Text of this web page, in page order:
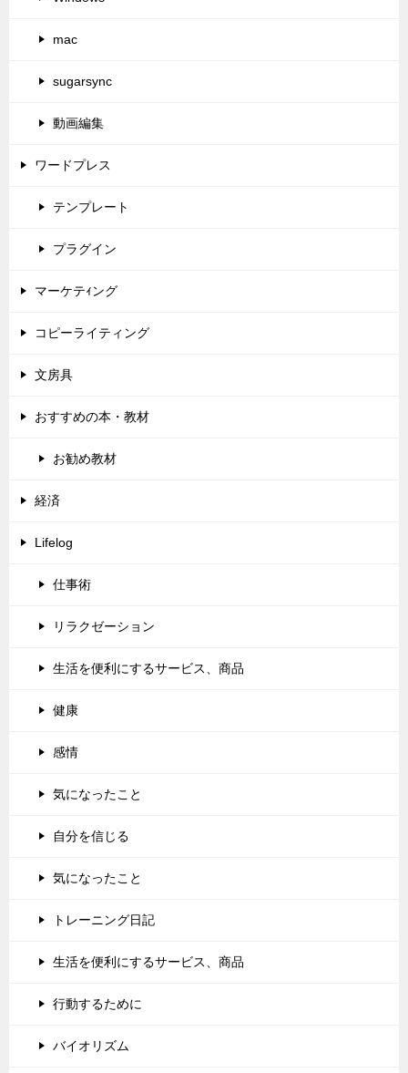
mac
sugarsync
動画編集
ワードプレス
テンプレート
プラグイン
マーケテｨング
コピーライティング
文房具
おすすめの本・教材
お勧め教材
経済
Lifelog
仕事術
リラクゼーション
生活を便利にするサービス、商品
健康
感情
気になったこと
自分を信じる
気になったこと
トレーニング日記
生活を便利にするサービス、商品
行動するために
バイオリズム